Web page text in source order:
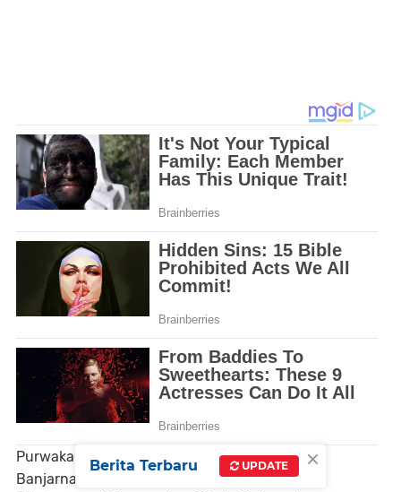
Purwakarta.Internationalmedia.id.- Ir. Alsiner
Banjarnahor, seorang peternak ayam di Desa
×
Berita Terbaru UPDATE